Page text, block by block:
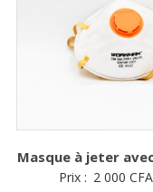
Masque à jeter
Prix : 2 000 CFA